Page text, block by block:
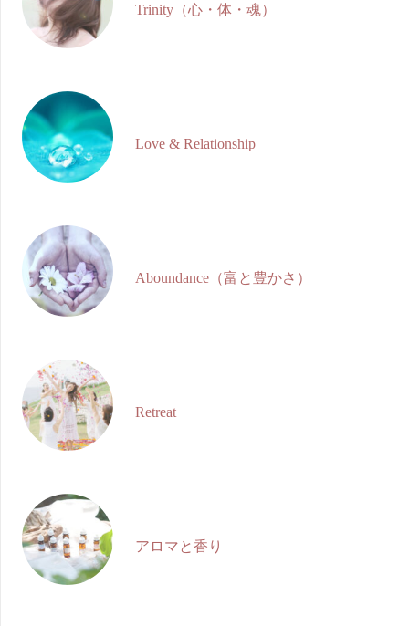
Trinity（心・体・魂）
Love & Relationship
Aboundance（富と豊かさ）
Retreat
アロマと香り